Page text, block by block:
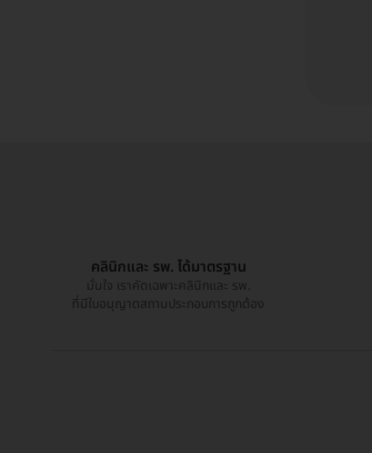
คลินิกและ รพ. ได้มาตรฐาน
มั่นใจ เราคัดเฉพาะคลินิกและ รพ.
ที่มีใบอนุญาตสถานประกอบการถูกต้อง